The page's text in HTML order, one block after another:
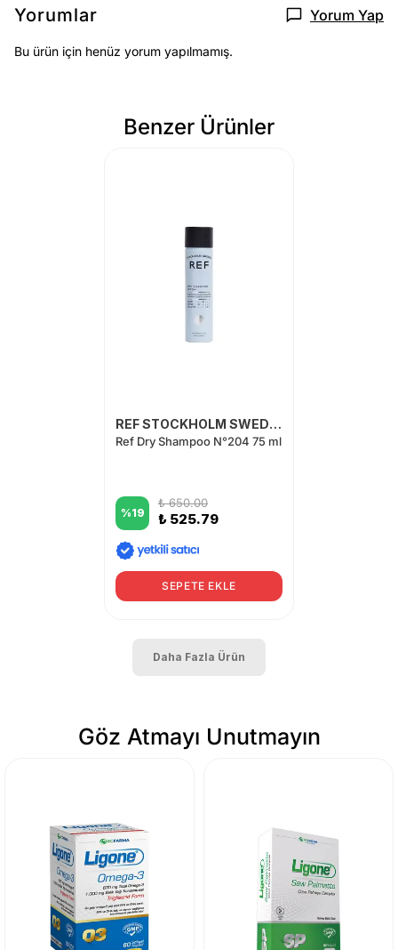
Yorumlar Yorum Yap
Bu ürün için henüz yorum yapılmamış.
Benzer Ürünler
REF STOCKHOLM SWEDEN
Ref Dry Shampoo N°204 75 ml
%19
₺ 650.00
₺ 525.79
SEPETE EKLE
Daha Fazla Ürün
Göz Atmayı Unutmayın